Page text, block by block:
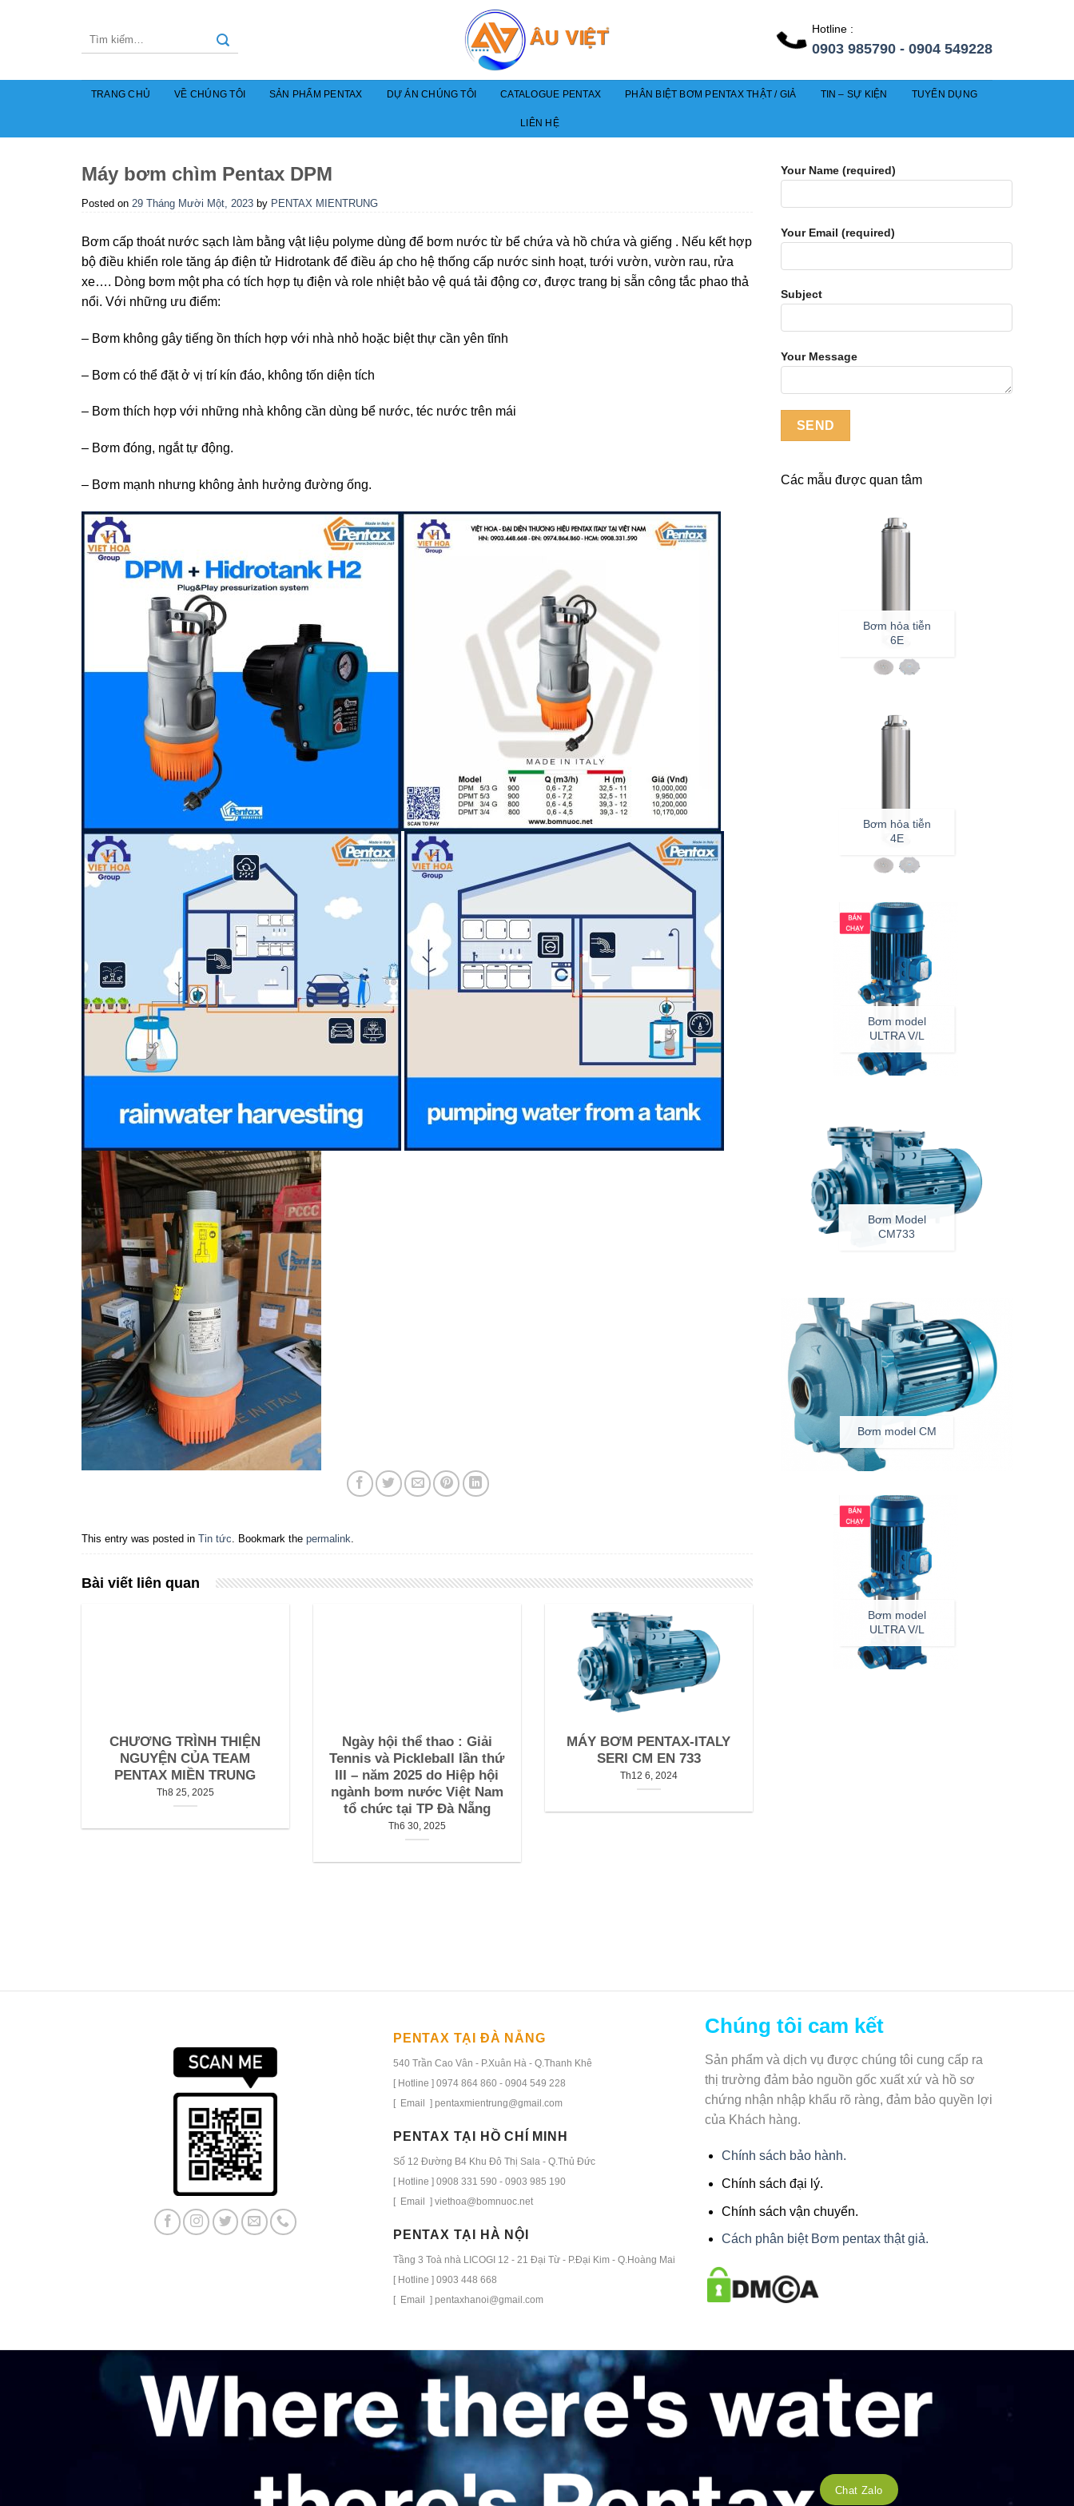
Tìm
Hotline :
0903 985790 - 0904 549228
TRANG CHỦ VỀ CHÚNG TÔI SẢN PHẨM PENTAX DỰ ÁN CHÚNG TÔI CATALOGUE PENTAX PHÂN BIỆT BƠM PENTAX THẬT / GIẢ TIN – SỰ KIỆN TUYỂN DỤNG
LIÊN HỆ
Máy bơm chìm Pentax DPM
Posted on 29 Tháng Mười Một, 2023 by PENTAX MIENTRUNG
Bơm cấp thoát nước sạch làm bằng vật liệu polyme dùng để bơm nước từ bể chứa và hồ chứa và giếng . Nếu kết hợp
bộ điều khiển role tăng áp điện tử Hidrotank để điều áp cho hệ thống cấp nước sinh hoạt, tưới vườn, vườn rau, rửa
xe…. Dòng bơm một pha có tích hợp tụ điện và role nhiệt bảo vệ quá tải động cơ, được trang bị sẵn công tắc phao thả
nổi. Với những ưu điểm:
– Bơm không gây tiếng ồn thích hợp với nhà nhỏ hoặc biệt thự cần yên tĩnh
– Bơm có thể đặt ở vị trí kín đáo, không tốn diện tích
– Bơm thích hợp với những nhà không cần dùng bể nước, téc nước trên mái
– Bơm đóng, ngắt tự động.
– Bơm mạnh nhưng không ảnh hưởng đường ống.
This entry was posted in Tin tức. Bookmark the permalink.
Bài viết liên quan
CHƯƠNG TRÌNH THIỆN
NGUYỆN CỦA TEAM
PENTAX MIỀN TRUNG
Th8 25, 2025
Ngày hội thể thao : Giải
Tennis và Pickleball lần thứ
III – năm 2025 do Hiệp hội
ngành bơm nước Việt Nam
tổ chức tại TP Đà Nẵng
Th6 30, 2025
MÁY BƠM PENTAX-ITALY
SERI CM EN 733
Th12 6, 2024
Your Name (required)
Your Email (required)
Subject
Your Message
Các mẫu được quan tâm
Bơm hỏa tiễn
6E
Bơm hỏa tiễn
4E
Bơm model
ULTRA V/L
Bơm Model
CM733
Bơm model CM
Bơm model
ULTRA V/L
PENTAX TẠI ĐÀ NẴNG
540 Trần Cao Vân - P.Xuân Hà - Q.Thanh Khê
[ Hotline ] 0974 864 860 - 0904 549 228
[ Email ] pentaxmientrung@gmail.com
PENTAX TẠI HỒ CHÍ MINH
Số 12 Đường B4 Khu Đô Thị Sala - Q.Thủ Đức
[ Hotline ] 0908 331 590 - 0903 985 190
[ Email ] viethoa@bomnuoc.net
PENTAX TẠI HÀ NỘI
Tầng 3 Toà nhà LICOGI 12 - 21 Đại Từ - P.Đại Kim - Q.Hoàng Mai
[ Hotline ] 0903 448 668
[ Email ] pentaxhanoi@gmail.com
Chúng tôi cam kết
Sản phẩm và dịch vụ được chúng tôi cung cấp ra
thị trường đảm bảo nguồn gốc xuất xứ và hồ sơ
chứng nhận nhập khẩu rõ ràng, đảm bảo quyền lợi
của Khách hàng.
Chính sách bảo hành.
Chính sách đại lý.
Chính sách vận chuyển.
Cách phân biệt Bơm pentax thật giả.
Chat Zalo